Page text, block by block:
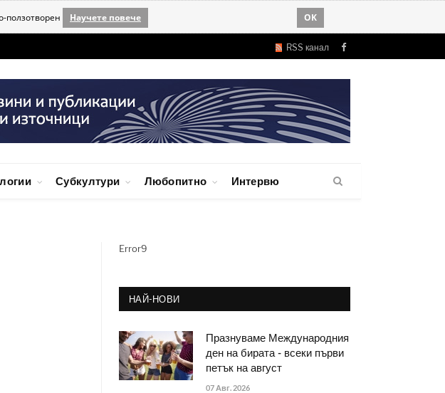
ползотворен Научете повече OK
RSS канал Facebook
Субкултури Любопитно Интервю
Error9
НАЙ-НОВИ
Празнуваме Международния
ден на бирата - всеки първи
петък на август
07 Авг. 2026